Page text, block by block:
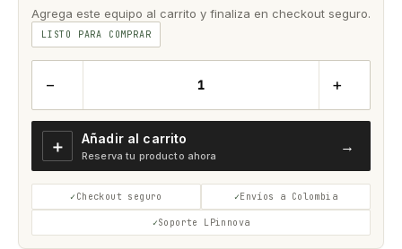
Agrega este equipo al carrito y finaliza en checkout seguro.
LISTO PARA COMPRAR
− +
＋ Añadir al carrito
Reserva tu producto ahora
→
Checkout seguro Envíos a Colombia
Soporte LPinnova